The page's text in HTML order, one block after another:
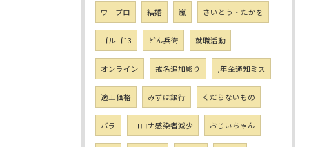
ワープロ 結婚 嵐 さいとう・たかを
ゴルゴ13 どん兵衛 就職活動
オンライン 戒名追加彫り ,年金通知ミス
適正価格 みずほ銀行 くだらないもの
バラ コロナ感染者減少 おじいちゃん